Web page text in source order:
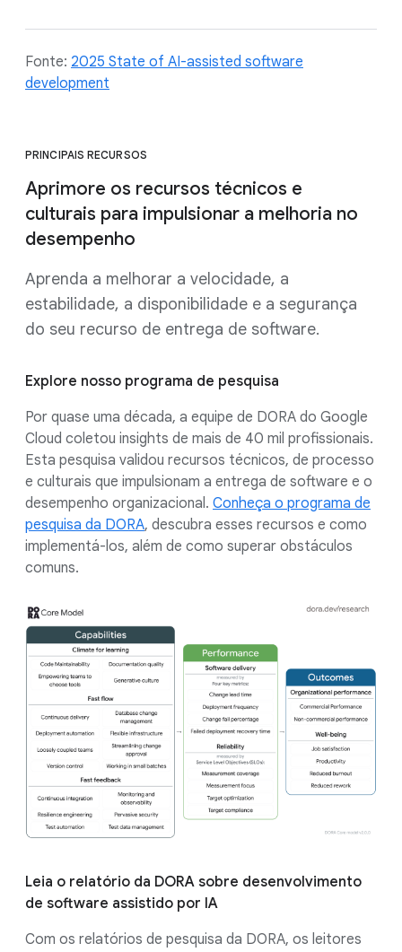
Fonte: 2025 State of AI-assisted software
development
PRINCIPAIS RECURSOS
Aprimore os recursos técnicos e
culturais para impulsionar a melhoria no
desempenho
Aprenda a melhorar a velocidade, a
estabilidade, a disponibilidade e a segurança
do seu recurso de entrega de software.
Explore nosso programa de pesquisa
Por quase uma década, a equipe de DORA do Google
Cloud coletou insights de mais de 40 mil profissionais.
Esta pesquisa validou recursos técnicos, de processo
e culturais que impulsionam a entrega de software e o
desempenho organizacional. Conheça o programa de
pesquisa da DORA, descubra esses recursos e como
implementá-los, além de como superar obstáculos
comuns.
Leia o relatório da DORA sobre desenvolvimento
de software assistido por IA
Com os relatórios de pesquisa da DORA, os leitores